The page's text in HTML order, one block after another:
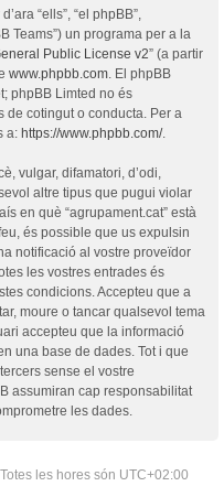
“ells”, “el phpBB”,
Teams”) un programa per a la
Public License v2” (a partir
www.phpbb.com . El phpBB
phpBB Limted no és
de cotingut o conducta. Per a
a: https://www.phpbb.com/.
vulgar, difamatori, d’odi,
altre tipus que pugui violar
en què “agrupament.cat” està
és possible que us expulsin
notificació al vostre proveïdor
les vostres entrades és
condicions. Accepteu que a
moure o tancar qualsevol tema
accepteu que la informació
una base de dades. Tot i que
sense el vostre
assumiran cap responsabilitat
les dades.
Totes les hores són UTC+02:00